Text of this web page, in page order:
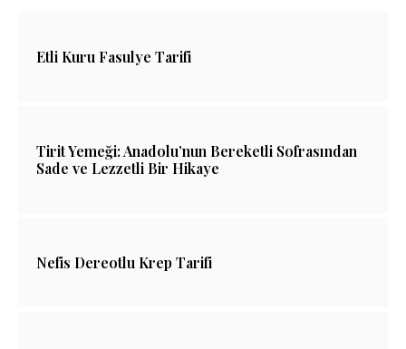
Etli Kuru Fasulye Tarifi
Tirit Yemeği: Anadolu’nun Bereketli Sofrasından
Sade ve Lezzetli Bir Hikaye
Nefis Dereotlu Krep Tarifi